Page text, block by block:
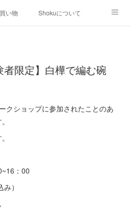
い物 Shokuについて
限定】白樺で編む碗
クショップに参加されたことのあ
：00
）